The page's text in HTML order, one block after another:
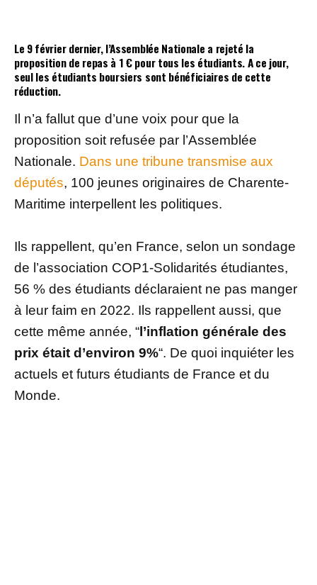
Le 9 février dernier, l’Assemblée Nationale a rejeté la
proposition de repas à 1 € pour tous les étudiants. A ce jour,
seul les étudiants boursiers sont bénéficiaires de cette
réduction.
Il n’a fallut que d’une voix pour que la
proposition soit refusée par l’Assemblée
Nationale. Dans une tribune transmise aux
députés, 100 jeunes originaires de Charente-
Maritime interpellent les politiques.
Ils rappellent, qu’en France, selon un sondage
de l’association COP1-Solidarités étudiantes,
56 % des étudiants déclaraient ne pas manger
à leur faim en 2022. Ils rappellent aussi, que
cette même année, “ l’inflation générale des
prix était d’environ 9%“. De quoi inquiéter les
actuels et futurs étudiants de France et du
Monde.